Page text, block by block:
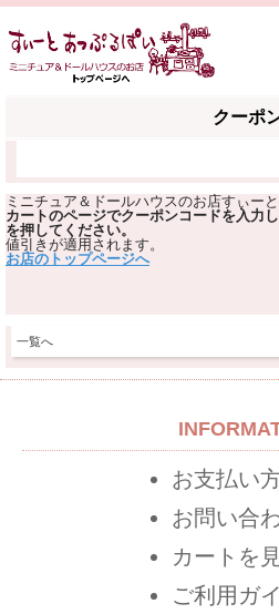
クーポ
ミニチュア＆ドールハウスのお店すぃー
カートのページでクーポンコードを入力
を押してください。
値引きが適用されます。
お店のトップページへ
一覧へ
お支払い
お問い合
カートを
ご利用ガ